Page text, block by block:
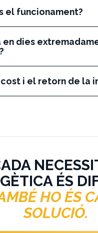
el funcionament?
en dies
cost i el retorn de la
ÉS
HO ÉS
SOLUCIÓ.